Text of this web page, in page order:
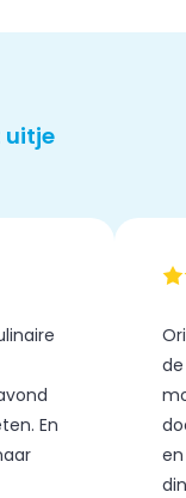
uitje
En